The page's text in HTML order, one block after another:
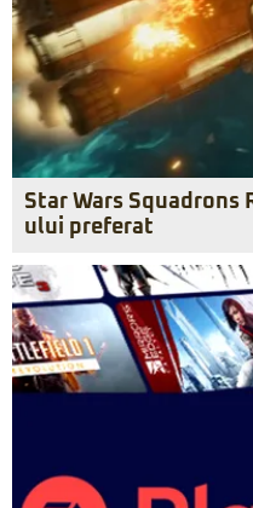
Star Wars Squadrons
ului preferat